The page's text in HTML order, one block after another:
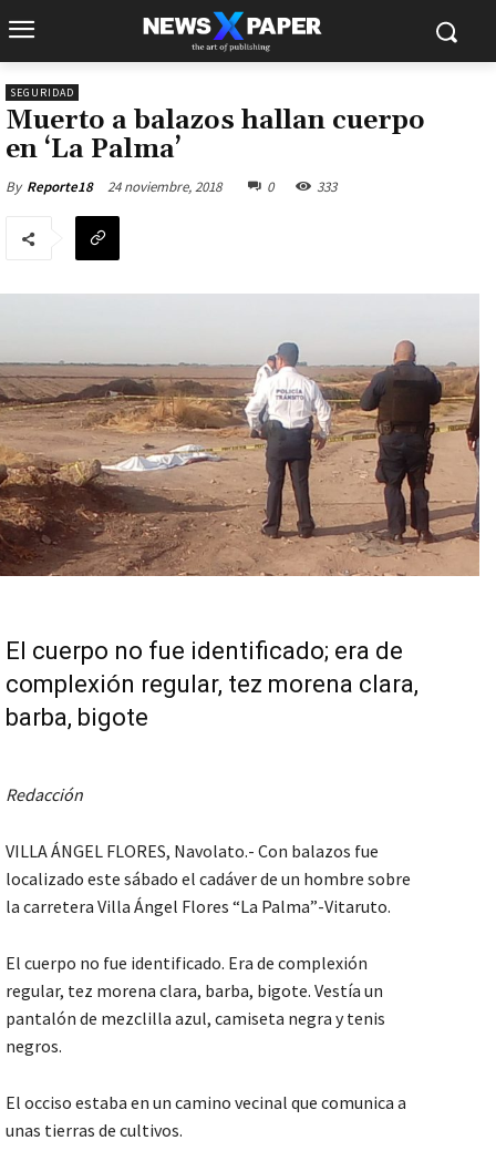
SEGURIDAD
Muerto a balazos hallan cuerpo
en ‘La Palma’
By Reporte18 24 noviembre, 2018 0 333
El cuerpo no fue identificado; era de
complexión regular, tez morena clara,
barba, bigote
Redacción
VILLA ÁNGEL FLORES, Navolato.- Con balazos fue
localizado este sábado el cadáver de un hombre sobre
la carretera Villa Ángel Flores “La Palma”-Vitaruto.
El cuerpo no fue identificado. Era de complexión
regular, tez morena clara, barba, bigote. Vestía un
pantalón de mezclilla azul, camiseta negra y tenis
negros.
El occiso estaba en un camino vecinal que comunica a
unas tierras de cultivos.